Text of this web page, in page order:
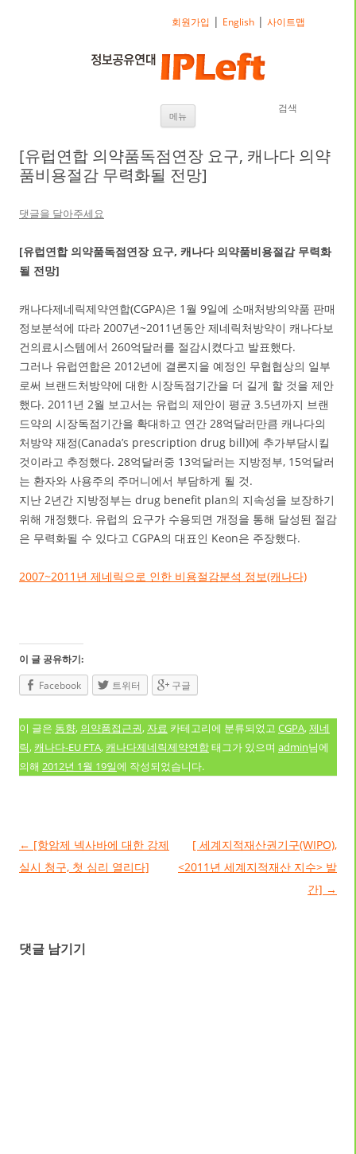
메뉴 내용으로 바로가기검색
회원가입 | English |사이트맵
[유럽연합 의약품독점연장 요구, 캐나다 의약
품비용절감 무력화될 전망]
댓글을 달아주세요
[유럽연합 의약품독점연장 요구, 캐나다 의약품비용절감 무력화
될 전망]
캐나다제네릭제약연합(CGPA)은 1월 9일에 소매처방의약품 판매
정보분석에 따라 2007년~2011년동안 제네릭처방약이 캐나다보
건의료시스템에서 260억달러를 절감시켰다고 발표했다.
그러나 유럽연합은 2012년에 결론지을 예정인 무협협상의 일부
로써 브랜드처방약에 대한 시장독점기간을 더 길게 할 것을 제안
했다. 2011년 2월 보고서는 유럽의 제안이 평균 3.5년까지 브랜
드약의 시장독점기간을 확대하고 연간 28억달러만큼 캐나다의
처방약 재정(Canada’s prescription drug bill)에 추가부담시킬
것이라고 추정했다. 28억달러중 13억달러는 지방정부, 15억달러
는 환자와 사용주의 주머니에서 부담하게 될 것.
지난 2년간 지방정부는 drug benefit plan의 지속성을 보장하기
위해 개정했다. 유럽의 요구가 수용되면 개정을 통해 달성된 절감
은 무력화될 수 있다고 CGPA의 대표인 Keon은 주장했다.
2007~2011년 제네릭으로 인한 비용절감분석 정보(캐나다)
이 글 공유하기:
Facebook
트위터 구글
이 글은 동향, 의약품접근권, 자료 카테고리에 분류되었고 CGPA,제네
릭, 캐나다-EU FTA, 캐나다제네릭제약연합태그가 있으며 admin님에
의해 2012년 1월 19일에 작성되었습니다.
글 네비게이션
← [항암제 넥사바에 대한 강제
실시 청구, 첫 심리 열리다]
[ 세계지적재산권기구(WIPO),
<2011년 세계지적재산 지수> 발
간] →
댓글 남기기